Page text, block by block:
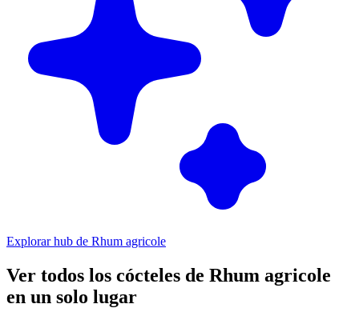
Explorar hub de Rhum agricole
Ver todos los cócteles de Rhum agricole
en un solo lugar